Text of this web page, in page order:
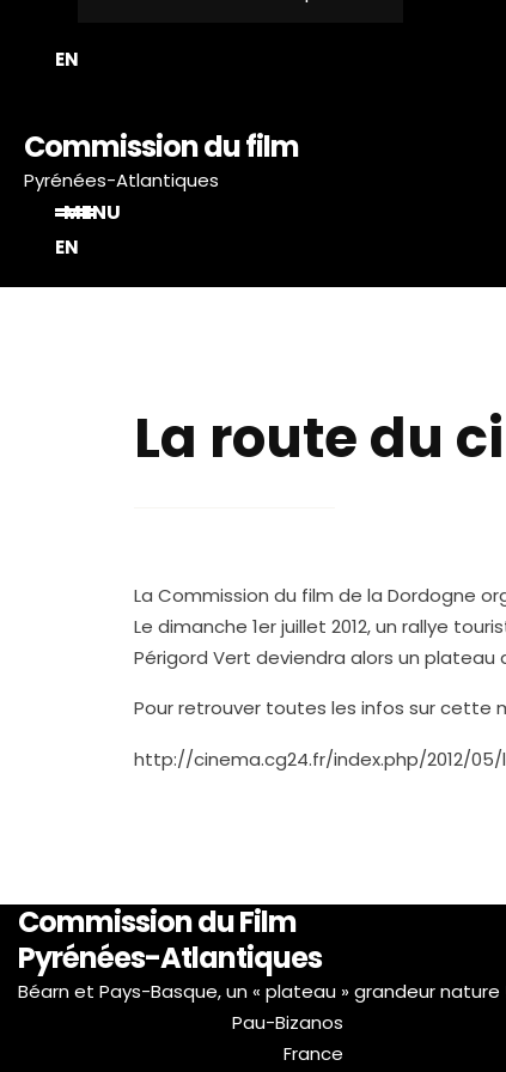
EN
Commission du film
Pyrénées-Atlantiques
MENU
EN
La route du
La Commission du film de la Dordogne
Le dimanche 1er juillet 2012, un rallye
Périgord Vert deviendra alors un
Pour retrouver toutes les infos sur cette
http://cinema.cg24.fr/index.php/2012/
Commission du Film
Pyrénées-Atlantiques
Béarn et Pays-Basque, un « plateau » grandeur nature
Pau-Bizanos
France